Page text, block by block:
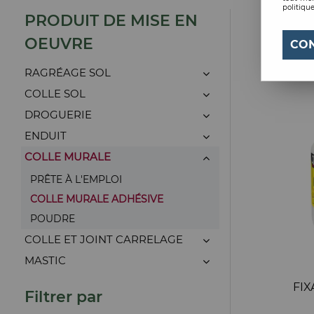
PRODUIT DE MISE EN
OEUVRE
RAGRÉAGE SOL
COLLE SOL
DROGUERIE
ENDUIT
COLLE MURALE
PRÊTE À L'EMPLOI
COLLE MURALE ADHÉSIVE
POUDRE
COLLE ET JOINT CARRELAGE
MASTIC
Filtrer par